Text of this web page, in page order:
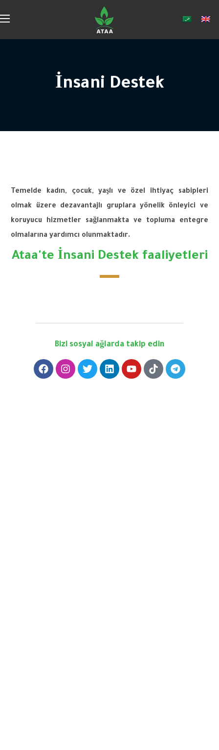
İnsani Destek
Temelde kadın, çocuk,yaşlı ve özel ihtiyaç
sabipleri
olmak
üzere dezavantajlı gruplara yönelik önleyici
ve
koruyucu
hizmetler sağlanmakta ve topluma
entegre
olmalarına yardımcı olunmaktadır.
Ataa'te İnsani Destek faaliyetleri
Bizi sosyal ağlarda takip edin